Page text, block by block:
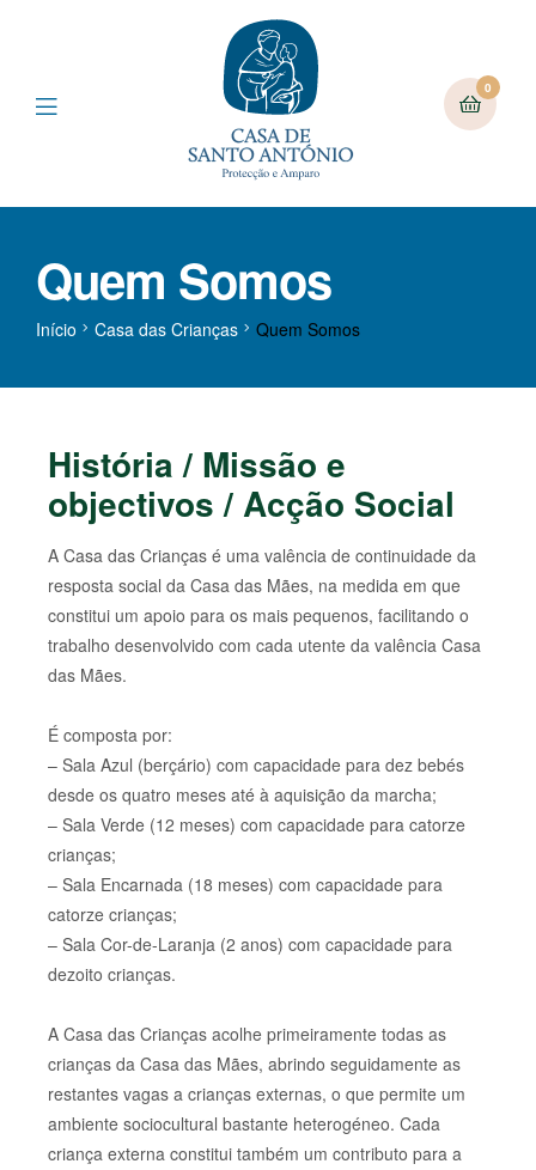
0
Quem Somos
Início Casa das Crianças Quem Somos
História / Missão e
objectivos / Acção Social
A Casa das Crianças é uma valência de continuidade da
resposta social da Casa das Mães, na medida em que
constitui um apoio para os mais pequenos, facilitando o
trabalho desenvolvido com cada utente da valência Casa
das Mães.
É composta por:
– Sala Azul (berçário) com capacidade para dez bebés
desde os quatro meses até à aquisição da marcha;
– Sala Verde (12 meses) com capacidade para catorze
crianças;
– Sala Encarnada (18 meses) com capacidade para
catorze crianças;
– Sala Cor-de-Laranja (2 anos) com capacidade para
dezoito crianças.
A Casa das Crianças acolhe primeiramente todas as
crianças da Casa das Mães, abrindo seguidamente as
restantes vagas a crianças externas, o que permite um
ambiente sociocultural bastante heterogéneo. Cada
criança externa constitui também um contributo para a